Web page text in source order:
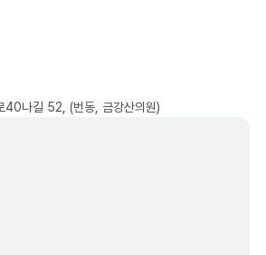
40나길 52, (번동, 금강산의원)